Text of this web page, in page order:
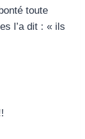
toute
l’a dit : « ils